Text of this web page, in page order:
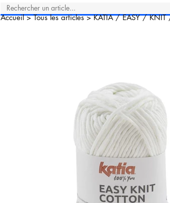
Accueil>Tous les articles>KATIA / EASY / KNIT